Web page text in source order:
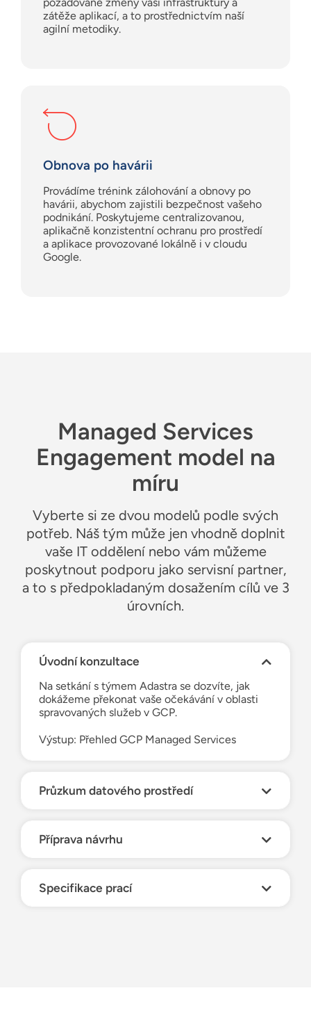
zátěže aplikací, a to prostřednictvím naší
agilní metodiky.
Obnova po havárii
Provádíme trénink zálohování a obnovy po
havárii, abychom zajistili bezpečnost vašeho
podnikání. Poskytujeme centralizovanou,
aplikačně konzistentní ochranu pro prostředí
a aplikace provozované lokálně i v cloudu
Google.
Managed Services
Engagement model na
míru
Vyberte si ze dvou modelů podle svých
potřeb. Náš tým může jen vhodně doplnit
vaše IT oddělení nebo vám můžeme
poskytnout podporu jako servisní partner,
a to s předpokladaným dosažením cílů ve 3
úrovních.
Úvodní konzultace
Na setkání s týmem Adastra se dozvíte, jak
dokážeme překonat vaše očekávání v oblasti
spravovaných služeb v GCP.
Výstup: Přehled GCP Managed Services
Průzkum datového prostředí
Příprava návrhu
Specifikace prací